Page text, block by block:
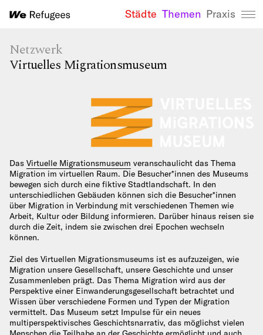
We Refugees
Städte Themen Praxis
Netzwerk
Virtuelles Migrationsmuseum
Das Virtuelle Migrationsmuseum veranschaulicht das Thema
Migration im virtuellen Raum. Die Besucher*innen des Museums
bewegen sich durch eine fiktive Stadtlandschaft. In den
unterschiedlichen Gebäuden können sich die Besucher*innen
über Migration in Verbindung mit verschiedenen Themen wie
Arbeit, Kultur oder Bildung informieren. Darüber hinaus reisen sie
durch die Zeit, indem sie zwischen drei Epochen wechseln
können.
Ziel des Virtuellen Migrationsmuseums ist es aufzuzeigen, wie
Migration unsere Gesellschaft, unsere Geschichte und unser
Zusammenleben prägt. Das Thema Migration wird aus der
Perspektive einer Einwanderungsgesellschaft betrachtet und
Wissen über verschiedene Formen und Typen der Migration
vermittelt. Das Museum setzt Impulse für ein neues
multiperspektivisches Geschichtsnarrativ, das möglichst vielen